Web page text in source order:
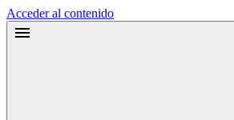
Acceder al contenido